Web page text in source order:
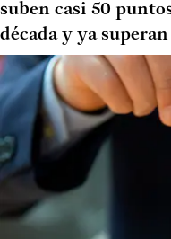
suben casi 50
década y ya